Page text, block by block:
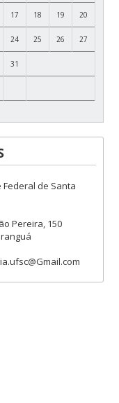
17 18 19 20
24 25 26 27
31
de Santa
Pereira, 150